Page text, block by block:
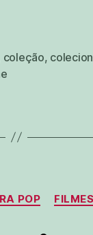
coleção,
Categorias
POP FILMES